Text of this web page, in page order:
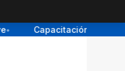
Capacitación para el